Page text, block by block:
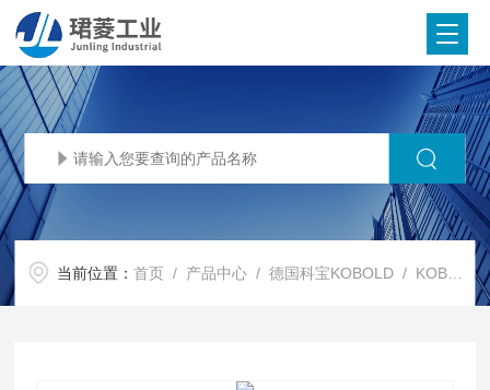
当前位置：首页 / 产品中心 /德国科宝KOBOLD / KOBOLD流量计